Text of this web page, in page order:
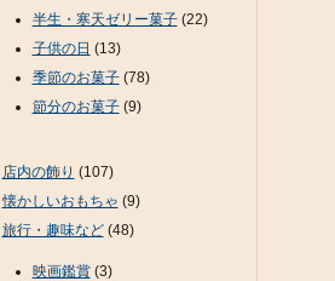
半生・寒天ゼリー菓子(22)
子供の日 (13)
季節のお菓子(78)
節分のお菓子(9)
店内の飾り (107)
懐かしいおもちゃ (9)
旅行・趣味など(48)
映画鑑賞(3)